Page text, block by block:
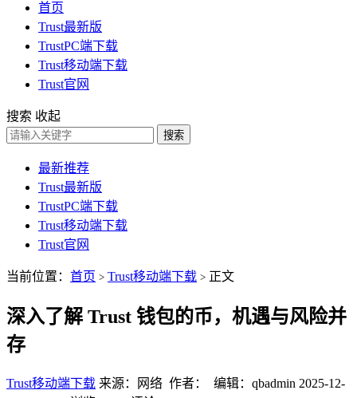
首页
Trust最新版
TrustPC端下载
Trust移动端下载
Trust官网
搜索 收起
搜索
最新推荐
Trust最新版
TrustPC端下载
Trust移动端下载
Trust官网
当前位置： 首页 > Trust移动端下载 > 正文
深入了解 Trust 钱包的币，机遇与风险并
存
Trust移动端下载 来源：网络 作者： 编辑：qbadmin 2025-12-